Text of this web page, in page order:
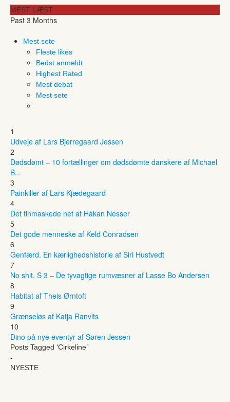
MEST LÆST
Past 3 Months
Mest sete
Fleste likes
Bedst anmeldt
Highest Rated
Mest debat
Mest sete
1
Udveje af Lars Bjerregaard Jessen
2
Dødsdømt – 10 fortællinger om dødsdømte danskere af Michael
B...
3
Painkiller af Lars Kjædegaard
4
Det finmaskede net af Håkan Nesser
5
Det gode menneske af Keld Conradsen
6
Genfærd. En kærlighedshistorie af Siri Hustvedt
7
No shit, S 3 – De tyvagtige rumvæsner af Lasse Bo Andersen
8
Habitat af Theis Ørntoft
9
Grænseløs af Katja Ranvits
10
Dino på nye eventyr af Søren Jessen
Posts Tagged ‘Cirkeline’
-
NYESTE